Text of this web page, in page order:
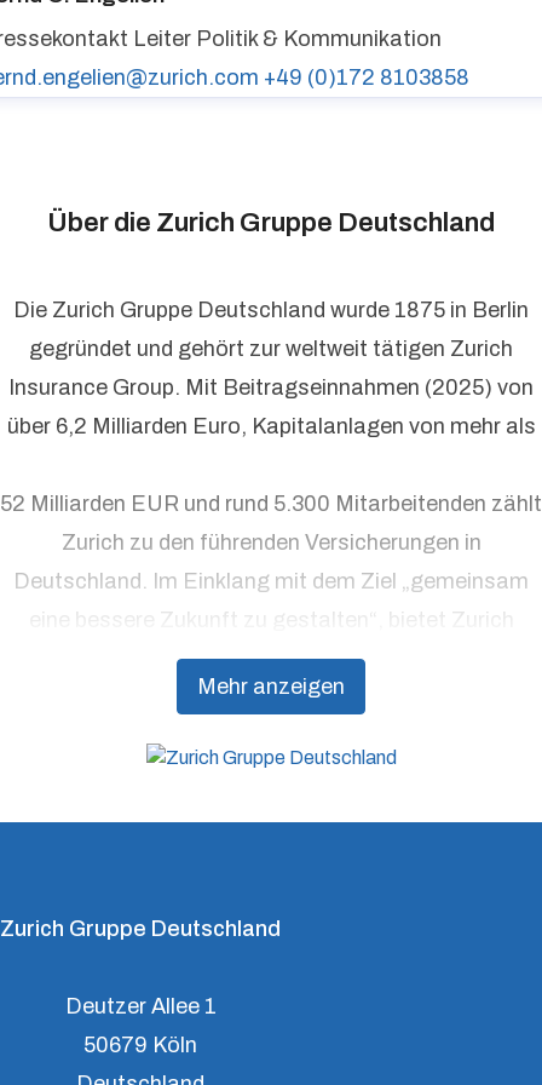
Leiter Politik & Kommunikation
+49 (0)172 8103858
Über die Zurich Gruppe Deutschland
Mehr anzeigen
Die Zurich Gruppe Deutschland wurde 1875 in Berlin
gegründet und gehört zur weltweit tätigen Zurich
Insurance Group. Mit Beitragseinnahmen (2025) von
über 6,2 Milliarden Euro, Kapitalanlagen von mehr als
52 Milliarden EUR und rund 5.300 Mitarbeitenden zählt
Zurich zu den führenden Versicherungen in
Deutschland. Im Einklang mit dem Ziel „gemeinsam
eine bessere Zukunft zu gestalten“, bietet Zurich
Präventionsdienstleistungen an, die über traditionelle
Versicherungsprodukte hinausgehen, um Kunden
Zurich Gruppe Deutschland
Deutzer Allee 1
50679 Köln